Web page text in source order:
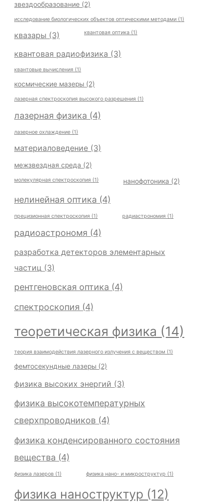
звездообразование (2)
исследование биологических объектов оптическими методами (1)
квазары (3) квантовая оптика (1)
квантовая радиофизика (3)
квантовые вычисления (1)
космические мазеры (2)
лазерная спектроскопия высокого разрешения (1)
лазерная физика (4)
лазерное охлаждение (1)
материаловедение (3)
межзвездная среда (2)
молекулярная спектроскопия (1) нанофотоника (2)
нелинейная оптика (4)
прецизионная спектроскопия (1) радиастрономия (1)
радиоастрономя (4)
разработка детекторов элементарных
частиц (3)
рентгеновская оптика (4)
спектроскопия (4)
теоретическая физика (14)
теория взаимодействия лазерного излучения с веществом (1)
фемтосекундные лазеры (2)
физика высоких энергий (3)
физика высокотемпературных
сверхпроводников (4)
физика конденсированного состояния
вещества (4)
физика лазеров (1) физика нано- и микроструктур (1)
физика наноструктур (12)